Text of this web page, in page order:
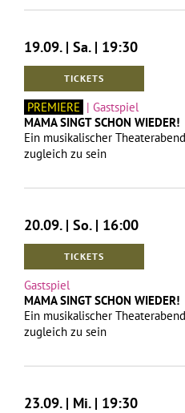
19.09. | Sa. | 19:30
TICKETS
PREMIERE | Gastspiel
MAMA SINGT SCHON WIEDER!
Ein musikalischer
zugleich zu sein
20.09. | So. | 16:00
TICKETS
Gastspiel
MAMA SINGT SCHON WIEDER!
Ein musikalischer
zugleich zu sein
23.09. | Mi. | 19:30